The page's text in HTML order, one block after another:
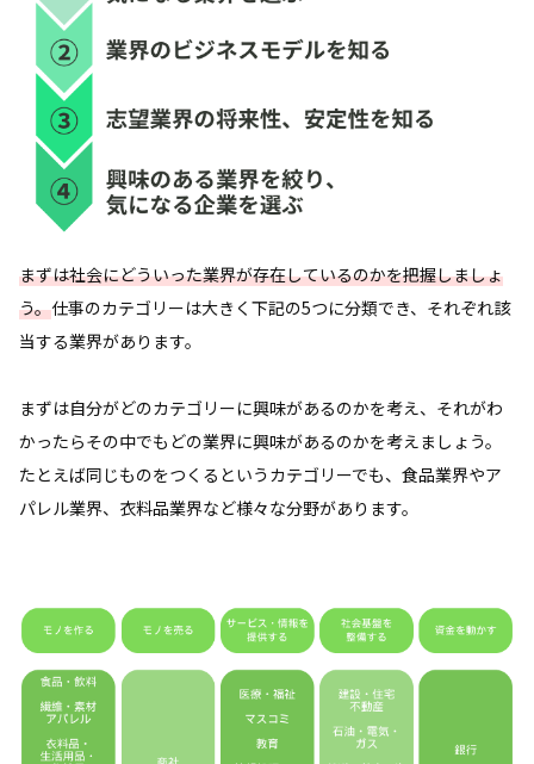
まずは社会にどういった業界が存在しているのかを把握しましょ
う。仕事のカテゴリーは大きく下記の5つに分類でき、それぞれ該
当する業界があります。
まずは自分がどのカテゴリーに興味があるのかを考え、それがわ
かったらその中でもどの業界に興味があるのかを考えましょう。
たとえば同じものをつくるというカテゴリーでも、食品業界やア
パレル業界、衣料品業界など様々な分野があります。